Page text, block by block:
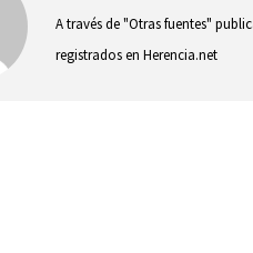
A través de "Otras fuentes"
registrados en Herencia.net